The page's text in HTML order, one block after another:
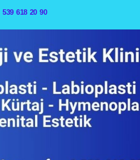
618 20 90